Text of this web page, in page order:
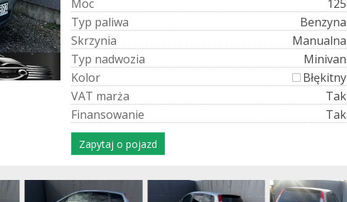
Moc
125
Typ paliwa
Benzyna
Skrzynia
Manualna
Typ nadwozia
Minivan
Kolor
Błękitny
VAT marża
Tak
Finansowanie Tak
Zapytaj o pojazd